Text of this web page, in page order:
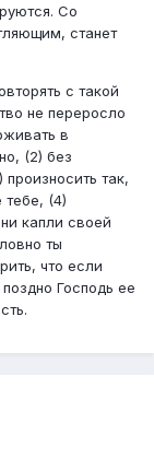
Со
станет
с такой
не переросло
в
(2) без
так,
тебе, (4)
капли своей
ты
что если
Господь ее